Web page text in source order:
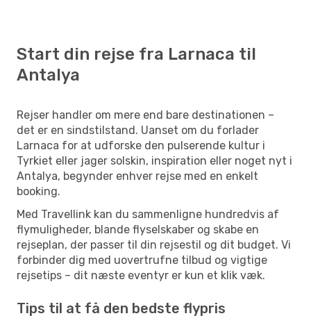
Start din rejse fra Larnaca til
Antalya
Rejser handler om mere end bare destinationen –
det er en sindstilstand. Uanset om du forlader
Larnaca for at udforske den pulserende kultur i
Tyrkiet eller jager solskin, inspiration eller noget nyt i
Antalya, begynder enhver rejse med en enkelt
booking.
Med Travellink kan du sammenligne hundredvis af
flymuligheder, blande flyselskaber og skabe en
rejseplan, der passer til din rejsestil og dit budget. Vi
forbinder dig med uovertrufne tilbud og vigtige
rejsetips – dit næste eventyr er kun et klik væk.
Tips til at få den bedste flypris